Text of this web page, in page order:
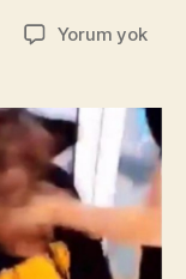
Yorum yokUn
15
ans
par
un